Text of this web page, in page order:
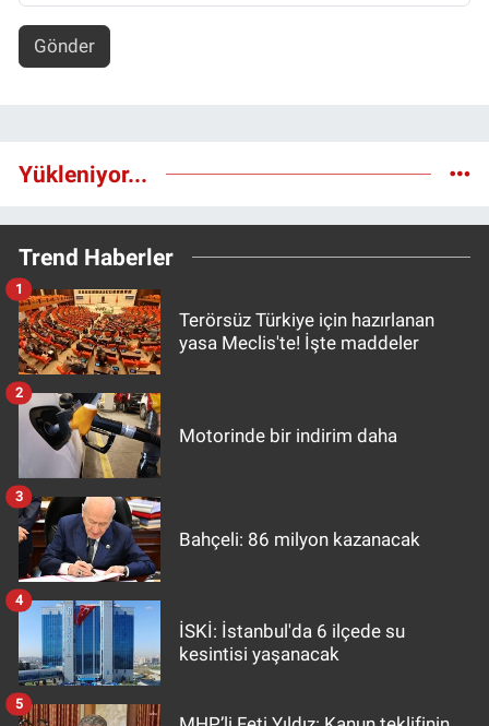
Gönder
Yükleniyor...
Trend Haberler
Terörsüz Türkiye için hazırlanan
yasa Meclis'te! İşte maddeler
1
Motorinde bir indirim daha
2
Bahçeli: 86 milyon kazanacak
3
İSKİ: İstanbul'da 6 ilçede su
kesintisi yaşanacak
4
5